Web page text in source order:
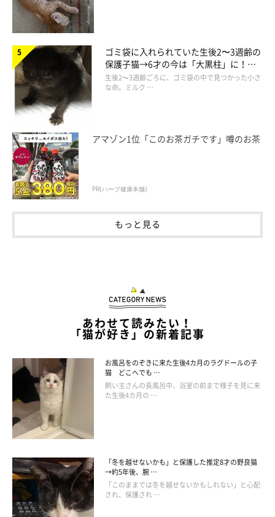
しゃけくんはどんなコ？ おかかくんとの関
係は？
ソファで寝転がるしゃけくん。
@onigiri_dx
しゃけくんは臆病な性格ですが、譲渡会の常連だったこともあ
ゴミ袋に入れられていた生後2〜3週齢の
保護子猫→6才の今は「大黒柱」に！
美しい黒猫に成長した姿にグッとくる
生後2〜3週齢ごろに、ゴミ袋の中で見つかった小さ
な命。ミルク …
アマゾン1位「このお茶ガチです」噂のお茶
PR(ハーブ健康本舗)
もっと見る
あわせて読みたい！
「猫が好き」の新着記事
お風呂をのぞきに来た生後4カ月のラグドールの子
猫 どこへでも …
飼い主さんの長風呂中、浴室の前まで様子を見に来
た生後4カ月の …
「冬を越せないかも」と保護した推定8才の野良猫
→約5年後、腕 …
「このままでは冬を越せないかもしれない」と心配
され、保護され …